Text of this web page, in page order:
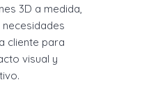
3D a medida,
cliente para
visual y